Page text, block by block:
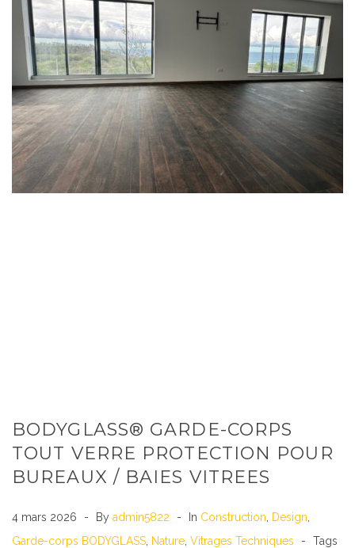
BODYGLASS® GARDE-CORPS
TOUT VERRE PROTECTION POUR
BUREAUX / BAIES VITREES
4 mars 2026 By admin5822 In Construction Design
Garde-corps BODYGLASS Nature Vitrages Techniques
Tags